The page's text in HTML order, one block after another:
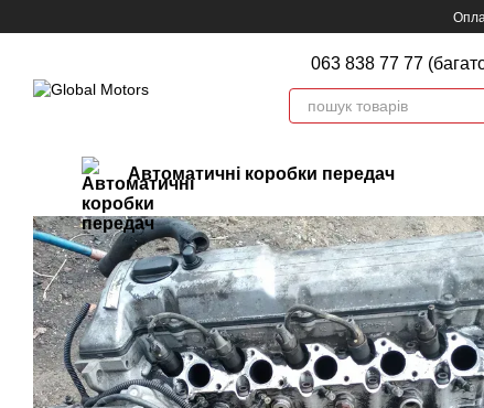
063 838 77 77
Автоматичні коробки передач